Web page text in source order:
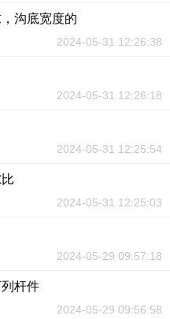
沟底宽度的
2024-05-31 12:26:38
2024-05-31 12:26:18
2024-05-31 12:25:54
2024-05-31 12:25:03
2024-05-29 09:57:18
杆件
2024-05-29 09:56:58